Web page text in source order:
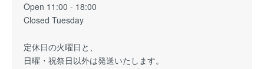
Open 11:00 - 18:00
Closed Tuesday
定休日の火曜日と、
日曜・祝祭日以外は発送いたします。